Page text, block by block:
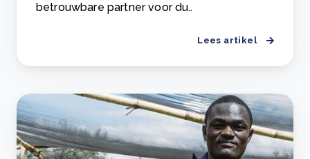
betrouwbare partner voor du..
Lees artikel